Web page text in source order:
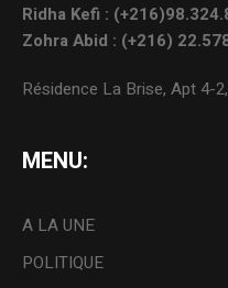
Ridha Kefi :
Zohra Abid : (+216)
Résidence La Brise, Apt 4-
MENU:
A LA UNE
POLITIQUE